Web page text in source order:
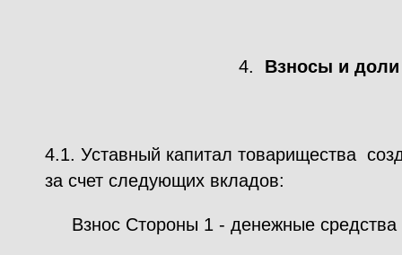
4. Взносы и доли
4.1. Уставный капитал товарищества
за счет следующих вкладов:
Взнос Стороны 1 - денежные